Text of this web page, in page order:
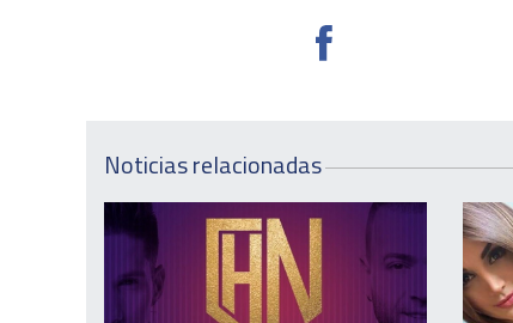
Noticias relacionadas